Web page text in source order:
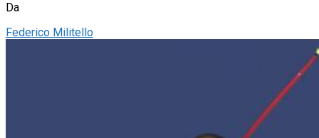
Da
Federico Militello